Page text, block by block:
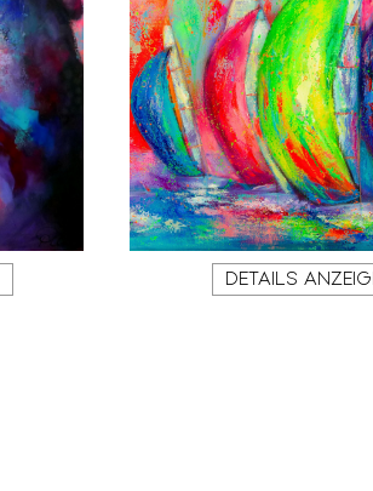
DETAILS